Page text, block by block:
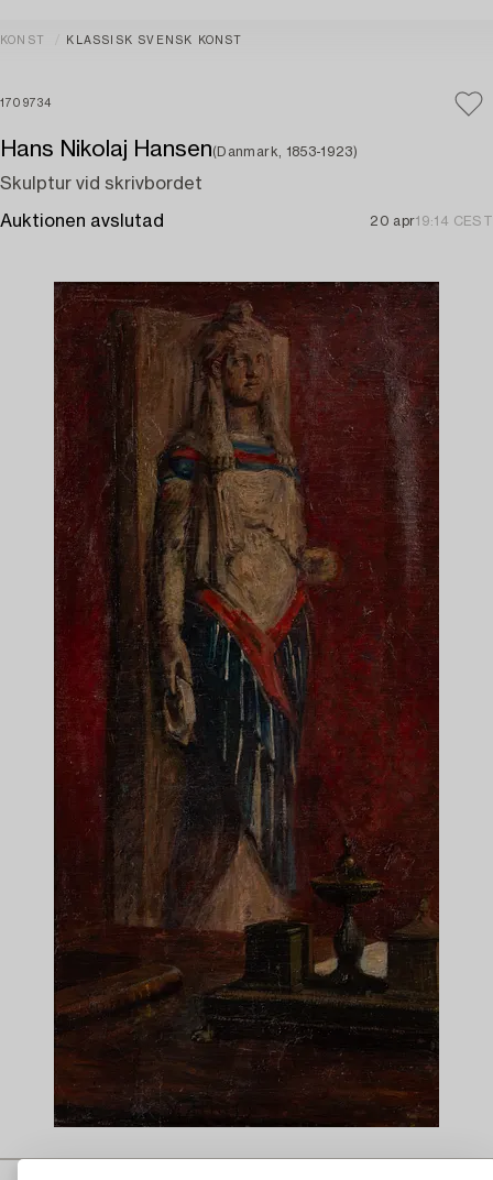
KONST KLASSISK SVENSK KONST
1709734
Hans Nikolaj Hansen(Danmark, 1853-1923)
Skulptur vid skrivbordet
Auktionen avslutad 20 apr19:14 CEST